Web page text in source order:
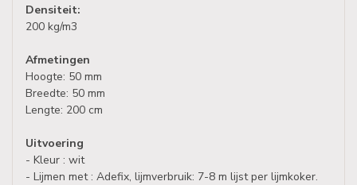
Densiteit:
200 kg/m3
Afmetingen
Hoogte: 50 mm
Breedte: 50 mm
Lengte: 200 cm
Uitvoering
- Kleur : wit
- Lijmen met : Adefix, lijmverbruik: 7-8 m lijst per lijmkoker.